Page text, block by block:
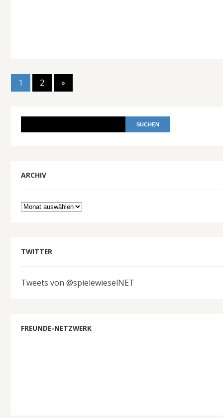
1 2 »
ARCHIV
Archiv
TWITTER
Tweets von @spielewieselNET
FREUNDE-NETZWERK